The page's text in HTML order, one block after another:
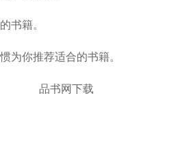
书籍。
为你推荐适合的书籍。